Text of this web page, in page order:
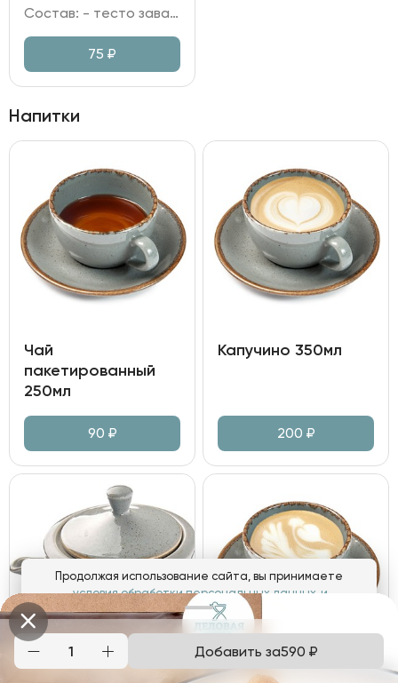
Состав: - тесто заварное; - крем на сливках и творожном сыре; - сахарная пудра.
75 ₽
Напитки
Чай
пакетированный
250мл
90 ₽
Капучино 350мл
200 ₽
Продолжая использование сайта, вы принимаете
условия обработки персональных данных и
соглашаетесь с использованием аналитических файлов
cookies
Понятно
Добавить за590 ₽